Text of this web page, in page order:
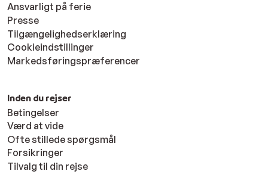
Ansvarligt på ferie
Presse
Tilgængelighedserklæring
Cookieindstillinger
Markedsføringspræferencer
Inden du rejser
Betingelser
Værd at vide
Ofte stillede spørgsmål
Forsikringer
Tilvalg til din rejse